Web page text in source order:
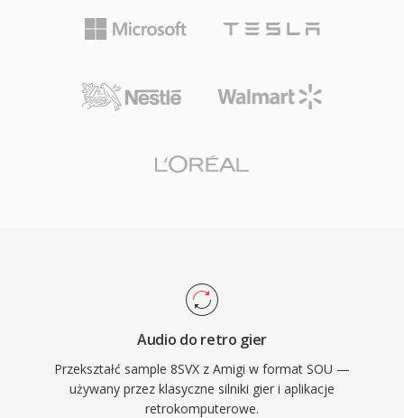
Audio do retro gier
Przekształć sample 8SVX z Amigi w format SOU —
używany przez klasyczne silniki gier i aplikacje
retrokomputerowe.